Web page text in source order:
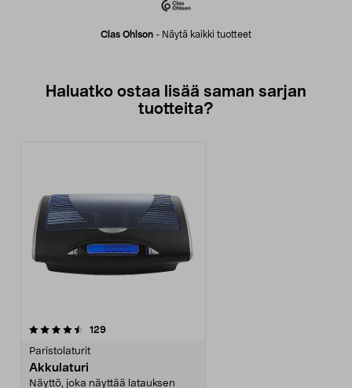
Clas Ohlson - Näytä kaikki tuotteet
Haluatko ostaa lisää saman sarjan
tuotteita?
129arvostelut
Paristolaturit
Akkulaturi
Näyttö, joka näyttää latauksen